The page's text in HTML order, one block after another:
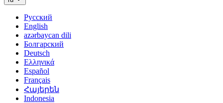
Русский
English
azərbaycan dili
Болгарский
Deutsch
Ελληνικά
Español
Français
Հայերեն
Indonesia